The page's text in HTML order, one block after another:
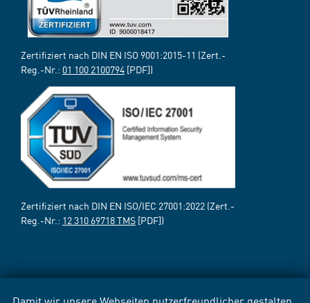
Zertifiziert nach DIN EN ISO 9001:2015-11 (Zert.-
Reg.-Nr.: 01 100 2100794 [PDF])
Zertifiziert nach DIN EN ISO/IEC 27001:2022 (Zert.-
Reg.-Nr.: 12 310 69718 TMS [PDF])